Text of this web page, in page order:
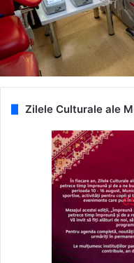
Zilele Culturale ale